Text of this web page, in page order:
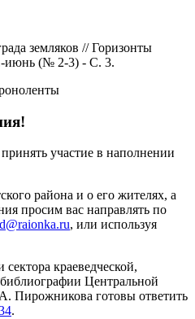
земляков // Горизонты
июнь (№ 2-3) - C. 3.
участие в наполнении
района и о его жителях, а
просим вас направлять по
, или используя
краеведческой,
Центральной
Пирожникова готовы ответить
.